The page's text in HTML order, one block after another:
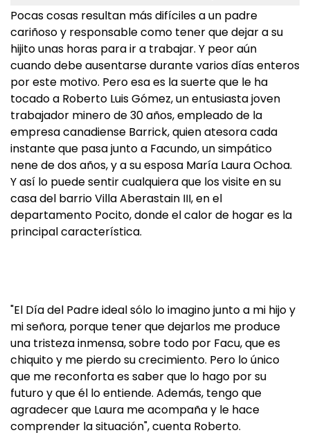
Pocas cosas resultan más difíciles a un padre
cariñoso y responsable como tener que dejar a su
hijito unas horas para ir a trabajar. Y peor aún
cuando debe ausentarse durante varios días enteros
por este motivo. Pero esa es la suerte que le ha
tocado a Roberto Luis Gómez, un entusiasta joven
trabajador minero de 30 años, empleado de la
empresa canadiense Barrick, quien atesora cada
instante que pasa junto a Facundo, un simpático
nene de dos años, y a su esposa María Laura Ochoa.
Y así lo puede sentir cualquiera que los visite en su
casa del barrio Villa Aberastain III, en el
departamento Pocito, donde el calor de hogar es la
principal característica.
"El Día del Padre ideal sólo lo imagino junto a mi hijo y
mi señora, porque tener que dejarlos me produce
una tristeza inmensa, sobre todo por Facu, que es
chiquito y me pierdo su crecimiento. Pero lo único
que me reconforta es saber que lo hago por su
futuro y que él lo entiende. Además, tengo que
agradecer que Laura me acompaña y le hace
comprender la situación", cuenta Roberto.